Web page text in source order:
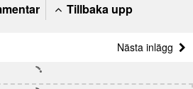
Tillbaka upp
Nästa inlägg